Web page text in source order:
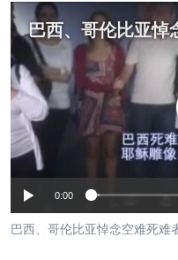
转
导
航
跳
到
最新国际新闻
印太
中东
欧洲
非洲
美洲
全球议题
分类新闻
经济·金融·贸易
人权·法律·宗教
科教·文娱·体健
军事
劳工
环境
美中关系
热点专题
白宫要闻
国会报道
美中关系
美国建国250周年
VOA视频
VOA今日焦点
中文广播
关注我们
巴西、哥伦比亚悼
没
0:00
巴西、哥伦比亚悼念空难死难